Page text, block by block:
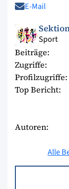
E-Mail
Sport
Beiträge:
Zugriffe:
Profilzugriffe:
Top Bericht:
Autoren:
Alle